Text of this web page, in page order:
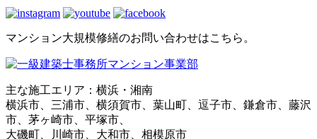
マンション大規模修繕のお問い合わせはこちら。
主な施工エリア：横浜・湘南
横浜市、三浦市、横須賀市、葉山町、逗子市、鎌倉市、藤沢
市、茅ヶ崎市、平塚市、
大磯町、川崎市、大和市、相模原市